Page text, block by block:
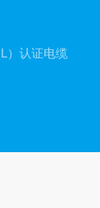
）认证电缆